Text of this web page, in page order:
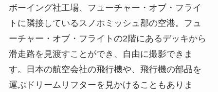
ボーイング社工場、フューチャー・オブ・フライ
トに隣接しているスノホミッシュ郡の空港。フュ
ーチャー・オブ・フライトの2階にあるデッキから
滑走路を見渡すことができ、自由に撮影できま
す。日本の航空会社の飛行機や、飛行機の部品を
運ぶドリームリフターを見かけることもありま